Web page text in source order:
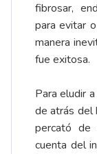
fibrosar,
para evitar
manera
fue exitosa.
Para eludir
de atrás del
percató de
cuenta del